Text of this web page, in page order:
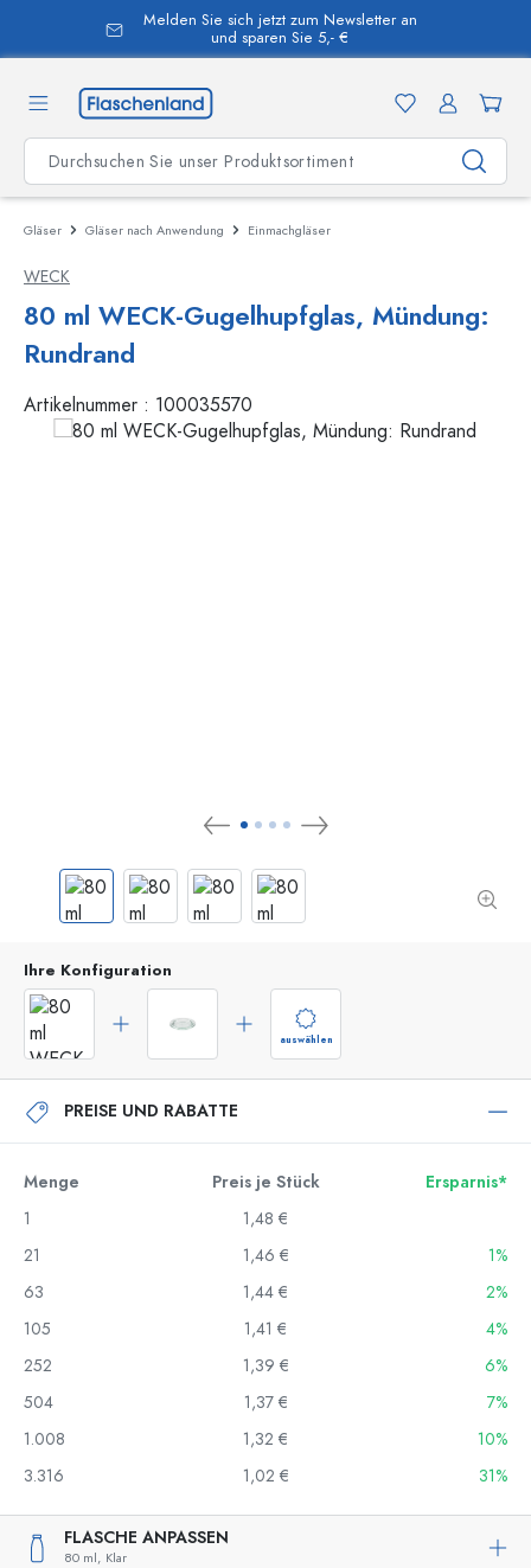
springen
Melden Sie sich jetzt zum Newsletter an
und sparen Sie 5,- €
Gläser Gläser nach Anwendung Einmachgläser
WECK
80 ml WECK-Gugelhupfglas, Mündung:
Rundrand
Artikelnummer : 100035570
Ihre Konfiguration
auswählen
PREISE UND RABATTE
Menge Preis je Stück
Ersparnis*
1
1,48 €
21
1,46 €
1%
63
1,44 €
2%
105
1,41 €
4%
252
1,39 €
6%
504
1,37 €
7%
1.008
1,32 €
10%
3.316
1,02 € 31%
FLASCHE ANPASSEN
80 ml, Klar